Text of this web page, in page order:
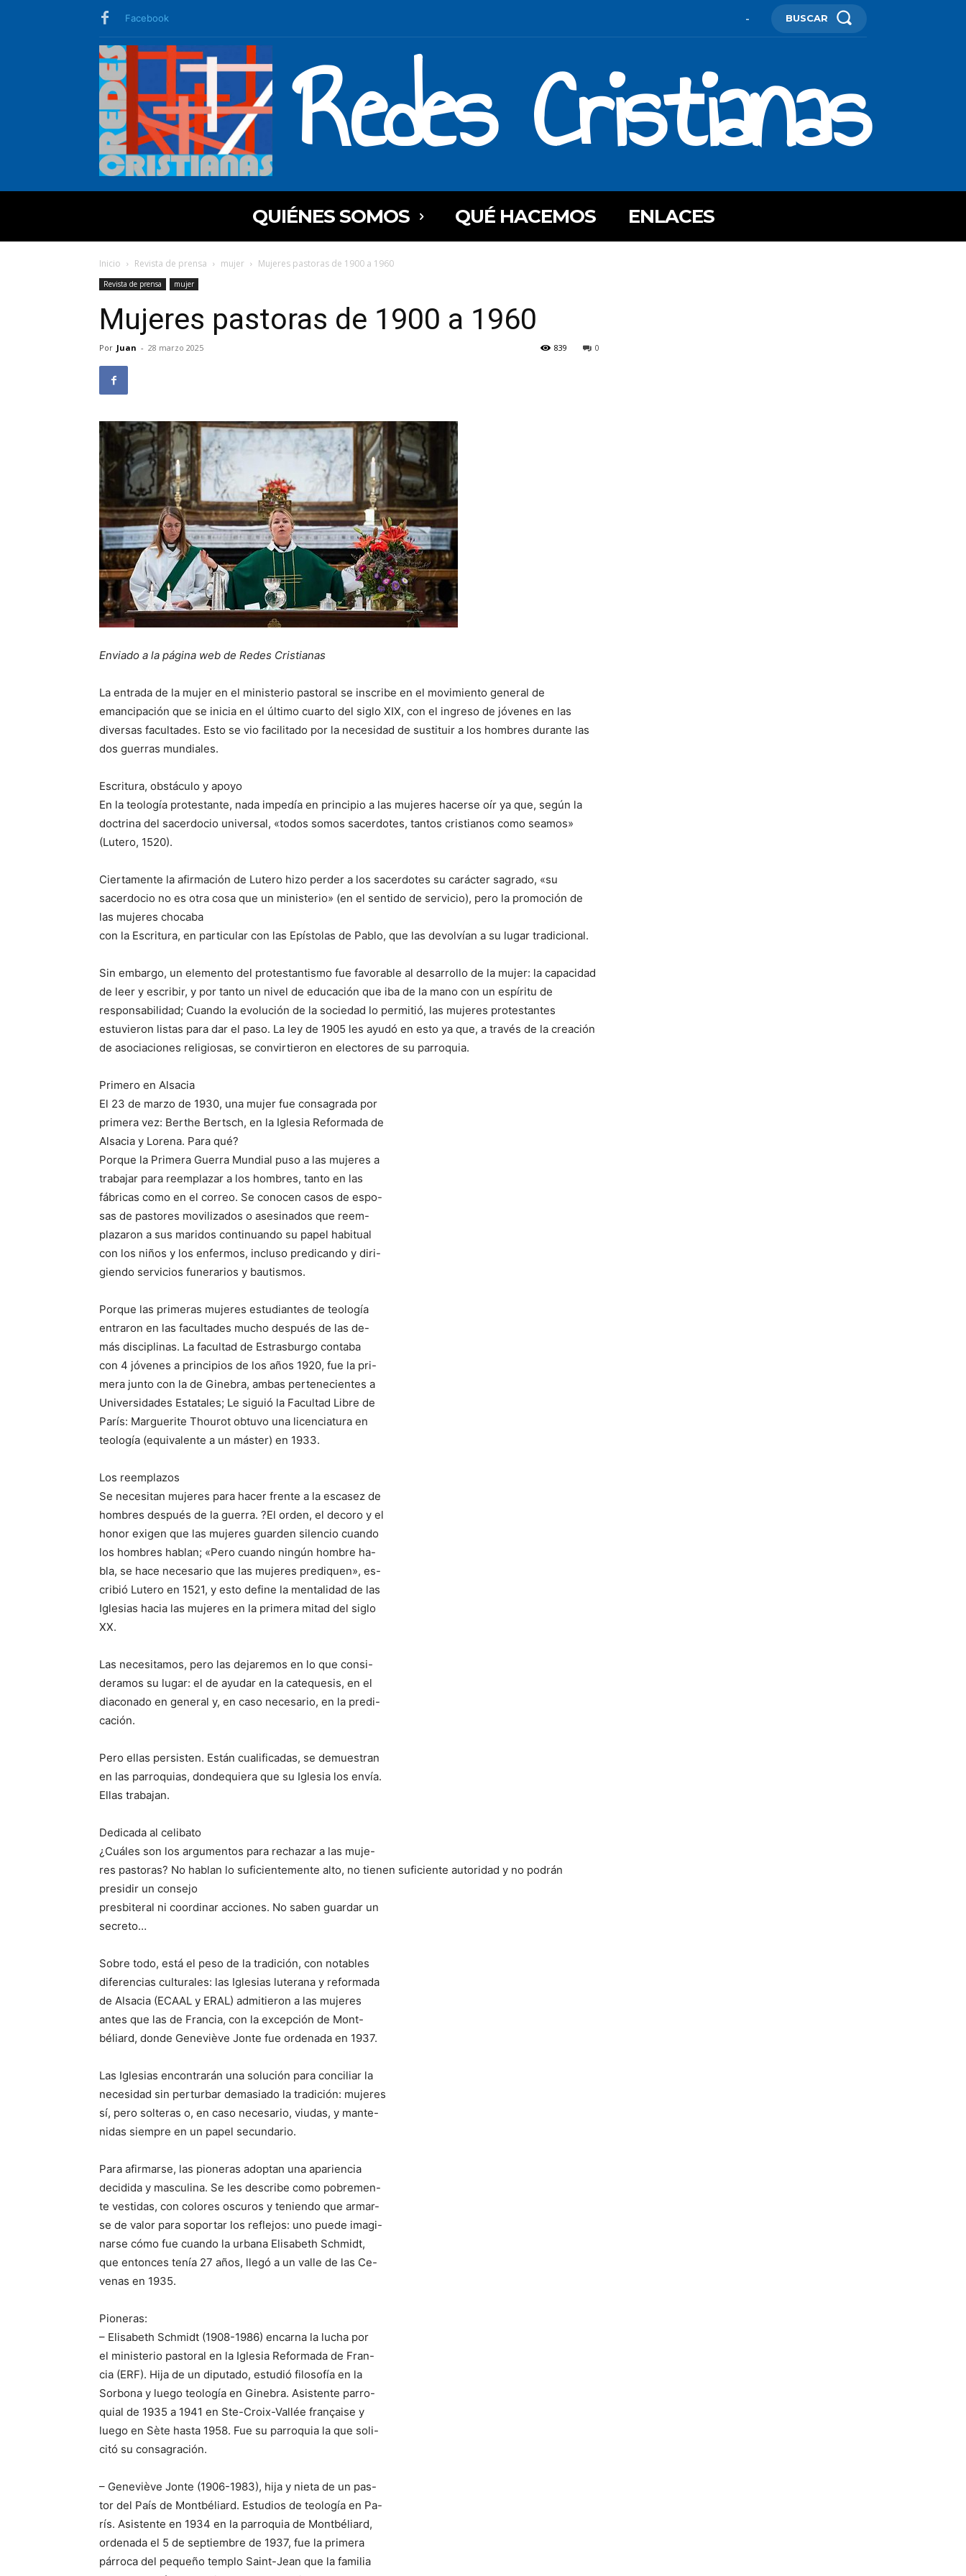
Facebook - BUSCAR
Redes Cristianas
QUIÉNES SOMOS QUÉ HACEMOS ENLACES
Inicio Revista de prensa mujer Mujeres pastoras de 1900 a 1960
Revista de prensa mujer
Mujeres pastoras de 1900 a 1960
Por Juan - 28 marzo 2025 0
839
Enviado a la página web de Redes Cristianas
La entrada de la mujer en el ministerio pastoral se inscribe en el movimiento general de
emancipación que se inicia en el último cuarto del siglo XIX, con el ingreso de jóvenes en las
diversas facultades. Esto se vio facilitado por la necesidad de sustituir a los hombres durante las
dos guerras mundiales.
Escritura, obstáculo y apoyo
En la teología protestante, nada impedía en principio a las mujeres hacerse oír ya que, según la
doctrina del sacerdocio universal, «todos somos sacerdotes, tantos cristianos como seamos»
(Lutero, 1520).
Ciertamente la afirmación de Lutero hizo perder a los sacerdotes su carácter sagrado, «su
sacerdocio no es otra cosa que un ministerio» (en el sentido de servicio), pero la promoción de
las mujeres chocaba
con la Escritura, en particular con las Epístolas de Pablo, que las devolvían a su lugar tradicional.
Sin embargo, un elemento del protestantismo fue favorable al desarrollo de la mujer: la capacidad
de leer y escribir, y por tanto un nivel de educación que iba de la mano con un espíritu de
responsabilidad; Cuando la evolución de la sociedad lo permitió, las mujeres protestantes
estuvieron listas para dar el paso. La ley de 1905 les ayudó en esto ya que, a través de la creación
de asociaciones religiosas, se convirtieron en electores de su parroquia.
Primero en Alsacia
El 23 de marzo de 1930, una mujer fue consagrada por
primera vez: Berthe Bertsch, en la Iglesia Reformada de
Alsacia y Lorena. Para qué?
Porque la Primera Guerra Mundial puso a las mujeres a
trabajar para reemplazar a los hombres, tanto en las
fábricas como en el correo. Se conocen casos de espo-
sas de pastores movilizados o asesinados que reem-
plazaron a sus maridos continuando su papel habitual
con los niños y los enfermos, incluso predicando y diri-
giendo servicios funerarios y bautismos.
Porque las primeras mujeres estudiantes de teología
entraron en las facultades mucho después de las de-
más disciplinas. La facultad de Estrasburgo contaba
con 4 jóvenes a principios de los años 1920, fue la pri-
mera junto con la de Ginebra, ambas pertenecientes a
Universidades Estatales; Le siguió la Facultad Libre de
París: Marguerite Thourot obtuvo una licenciatura en
teología (equivalente a un máster) en 1933.
Los reemplazos
Se necesitan mujeres para hacer frente a la escasez de
hombres después de la guerra. ?El orden, el decoro y el
honor exigen que las mujeres guarden silencio cuando
los hombres hablan; «Pero cuando ningún hombre ha-
bla, se hace necesario que las mujeres prediquen», es-
cribió Lutero en 1521, y esto define la mentalidad de las
Iglesias hacia las mujeres en la primera mitad del siglo
XX.
Las necesitamos, pero las dejaremos en lo que consi-
deramos su lugar: el de ayudar en la catequesis, en el
diaconado en general y, en caso necesario, en la predi-
cación.
Pero ellas persisten. Están cualificadas, se demuestran
en las parroquias, dondequiera que su Iglesia los envía.
Ellas trabajan.
Dedicada al celibato
¿Cuáles son los argumentos para rechazar a las muje-
res pastoras? No hablan lo suficientemente alto, no tienen suficiente autoridad y no podrán
presidir un consejo
presbiteral ni coordinar acciones. No saben guardar un
secreto…
Sobre todo, está el peso de la tradición, con notables
diferencias culturales: las Iglesias luterana y reformada
de Alsacia (ECAAL y ERAL) admitieron a las mujeres
antes que las de Francia, con la excepción de Mont-
béliard, donde Geneviève Jonte fue ordenada en 1937.
Las Iglesias encontrarán una solución para conciliar la
necesidad sin perturbar demasiado la tradición: mujeres
sí, pero solteras o, en caso necesario, viudas, y mante-
nidas siempre en un papel secundario.
Para afirmarse, las pioneras adoptan una apariencia
decidida y masculina. Se les describe como pobremen-
te vestidas, con colores oscuros y teniendo que armar-
se de valor para soportar los reflejos: uno puede imagi-
narse cómo fue cuando la urbana Elisabeth Schmidt,
que entonces tenía 27 años, llegó a un valle de las Ce-
venas en 1935.
Pioneras:
– Elisabeth Schmidt (1908-1986) encarna la lucha por
el ministerio pastoral en la Iglesia Reformada de Fran-
cia (ERF). Hija de un diputado, estudió filosofía en la
Sorbona y luego teología en Ginebra. Asistente parro-
quial de 1935 a 1941 en Ste-Croix-Vallée française y
luego en Sète hasta 1958. Fue su parroquia la que soli-
citó su consagración.
– Geneviève Jonte (1906-1983), hija y nieta de un pas-
tor del País de Montbéliard. Estudios de teología en Pa-
rís. Asistente en 1934 en la parroquia de Montbéliard,
ordenada el 5 de septiembre de 1937, fue la primera
párroca del pequeño templo Saint-Jean que la familia